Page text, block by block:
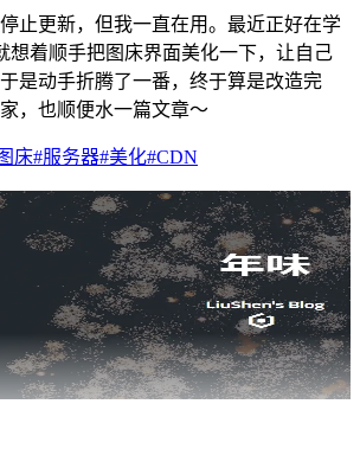
止更新，但我一直在用。最近正好在学
想着顺手把图床界面美化一下，让自己
是动手折腾了一番，终于算是改造完
，也顺便水一篇文章～
床#服务器#美化#CDN